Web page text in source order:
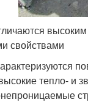
высоким
свойствами
тепло- и